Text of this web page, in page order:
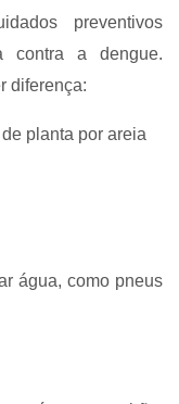
preventivos
contra a dengue.
diferença:
planta por areia
água, como pneus